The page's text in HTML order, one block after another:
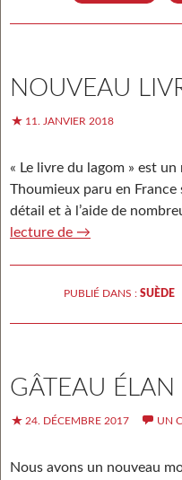
NOUVEAU
11. JANVIER 2018
« Le livre du lagom » est
Thoumieux paru en France
détail et à l’aide de
lecture de Nouveau livre
→
PUBLIÉ DANS : SUÈDE
GÂTEAU ÉLAN
24. DÉCEMBRE 2017 UN
Nous avons un nouveau